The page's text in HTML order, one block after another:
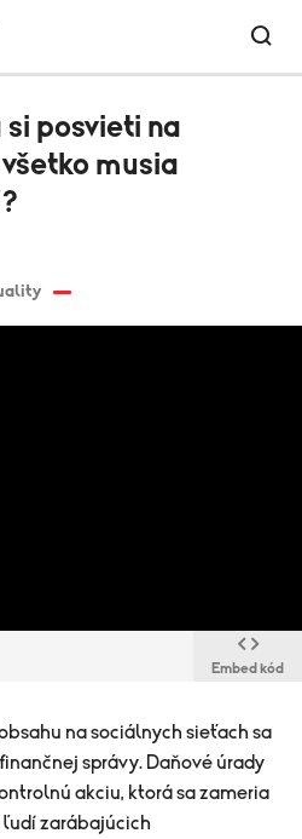
si posvieti na
musia
Embed kód
na sociálnych sieťach sa
správy. Daňové úrady
akciu, ktorá sa zameria
zarábajúcich